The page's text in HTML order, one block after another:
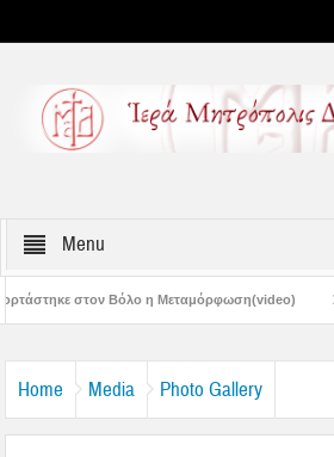
Menu
η Μεταμόρφωση(video) Πανήγυρις Αγίου
Home Media Photo Gallery